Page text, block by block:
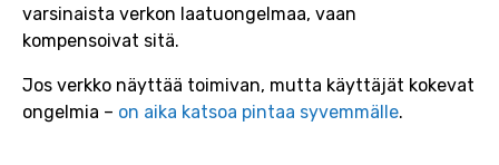
varsinaista verkon laatuongelmaa, vaan
kompensoivat sitä.
Jos verkko näyttää toimivan, mutta käyttäjät kokevat
ongelmia – on aika katsoa pintaa syvemmälle.